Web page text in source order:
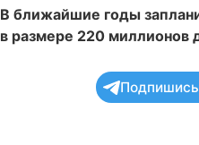
В ближайшие годы
в размере 220 миллионов